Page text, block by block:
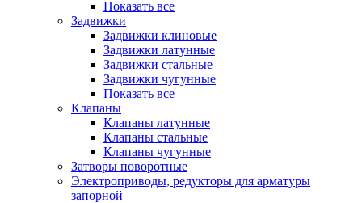
Показать все
Задвижки
Задвижки клиновые
Задвижки латунные
Задвижки стальные
Задвижки чугунные
Показать все
Клапаны
Клапаны латунные
Клапаны стальные
Клапаны чугунные
Затворы поворотные
Электроприводы, редукторы для арматуры
запорной